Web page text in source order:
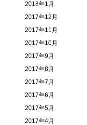
2018年1月
2017年12月
2017年11月
2017年10月
2017年9月
2017年8月
2017年7月
2017年6月
2017年5月
2017年4月